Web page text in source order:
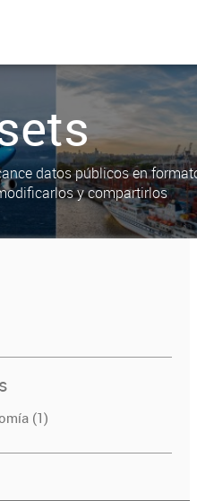
datos públicos en
y compartirlos
(1)